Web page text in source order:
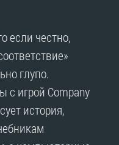
если честно,
глупо.
с игрой Company
история,